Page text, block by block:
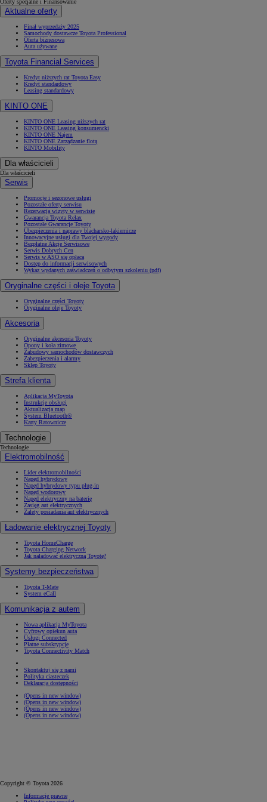
Aktualne oferty
Finał wyprzedaży 2025
Samochody dostawcze Toyota Professional
Oferta biznesowa
Auta używane
Toyota Financial Services
Kredyt niższych rat Toyota Easy
Kredyt standardowy
Leasing standardowy
KINTO ONE
KINTO ONE Leasing niższych rat
KINTO ONE Leasing konsumencki
KINTO ONE Najem
KINTO ONE Zarządzanie flotą
KINTO Mobility
Dla właścicieli
Dla właścicieli
Serwis
Promocje i sezonowe usługi
Pozostałe oferty serwisu
Rezerwacja wizyty w serwisie
Gwarancja Toyota Relax
Pozostałe Gwarancje Toyoty
Ubezpieczenia i naprawy blacharsko-lakiernicze
Innowacyjne usługi dla Twojej wygody
Bezpłatne Akcje Serwisowe
Serwis Dobrych Cen
Serwis w ASO się opłaca
Dostęp do informacji serwisowych
Wykaz wydanych zaświadczeń o odbytym szkoleniu (pdf)
Oryginalne części i oleje Toyota
Oryginalne części Toyoty
Oryginalne oleje Toyoty
Akcesoria
Oryginalne akcesoria Toyoty
Opony i koła zimowe
Zabudowy samochodów dostawczych
Zabezpieczenia i alarmy
Sklep Toyoty
Strefa klienta
Aplikacja MyToyota
Instrukcje obsługi
Aktualizacja map
System Bluetooth®
Karty Ratownicze
Technologie
Technologie
Elektromobilność
Lider elektromobilności
Napęd hybrydowy
Napęd hybrydowy typu plug-in
Napęd wodorowy
Napęd elektryczny na baterię
Zasięg aut elektrycznych
Zalety posiadania aut elektrycznych
Ładowanie elektrycznej Toyoty
Toyota HomeCharge
Toyota Charging Network
Jak naładować elektryczną Toyotę?
Systemy bezpieczeństwa
Toyota T-Mate
System eCall
Komunikacja z autem
Nowa aplikacja MyToyota
Cyfrowy opiekun auta
Usługi Connected
Płatne subskrypcje
Toyota Connectivity Match
Skontaktuj się z nami
Polityka ciasteczek
Deklaracja dostępności
(Opens in new window)
(Opens in new window)
(Opens in new window)
(Opens in new window)
Copyright © Toyota 2026
Informacje prawne